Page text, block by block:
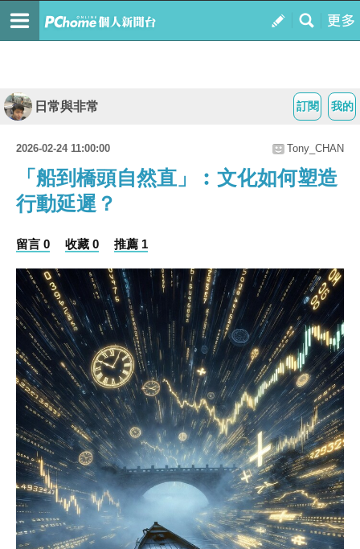
我的
訂閱
日常與非常
2026-02-24 11:00:00 Tony_CHAN
「船到橋頭自然直」︰文化如何塑造
行動延遲？
留言 0 收藏 0 推薦 1